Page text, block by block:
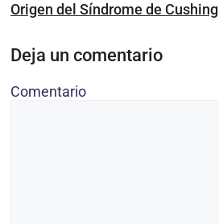
Origen del Síndrome de Cushing
Deja un comentario
Comentario